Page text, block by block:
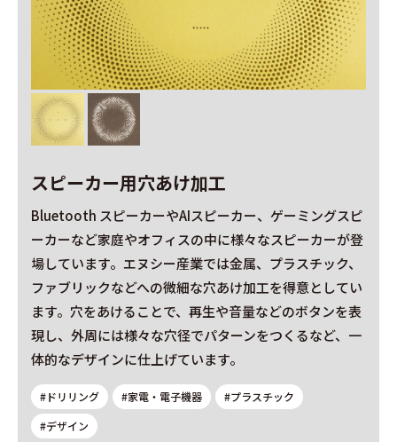
スピーカー用穴あけ加工
Bluetooth スピーカーやAIスピーカー、ゲーミングスピ
ーカーなど家庭やオフィスの中に様々なスピーカーが登
場しています。エヌシー産業では金属、プラスチック、
ファブリックなどへの微細な穴あけ加工を得意としてい
ます。穴をあけることで、再生や音量などのボタンを表
現し、外周には様々な穴径でパターンをつくるなど、一
体的なデザインに仕上げています。
#ドリリング #家電・電子機器
#プラスチック
#デザイン